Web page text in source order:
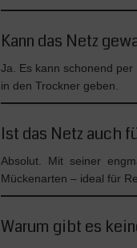
Kann das Netz
Ja. Es kann schonend
in den Trockner geben.
Ist das Netz auch
Absolut. Mit seiner
Mückenarten – ideal für
Warum gibt es